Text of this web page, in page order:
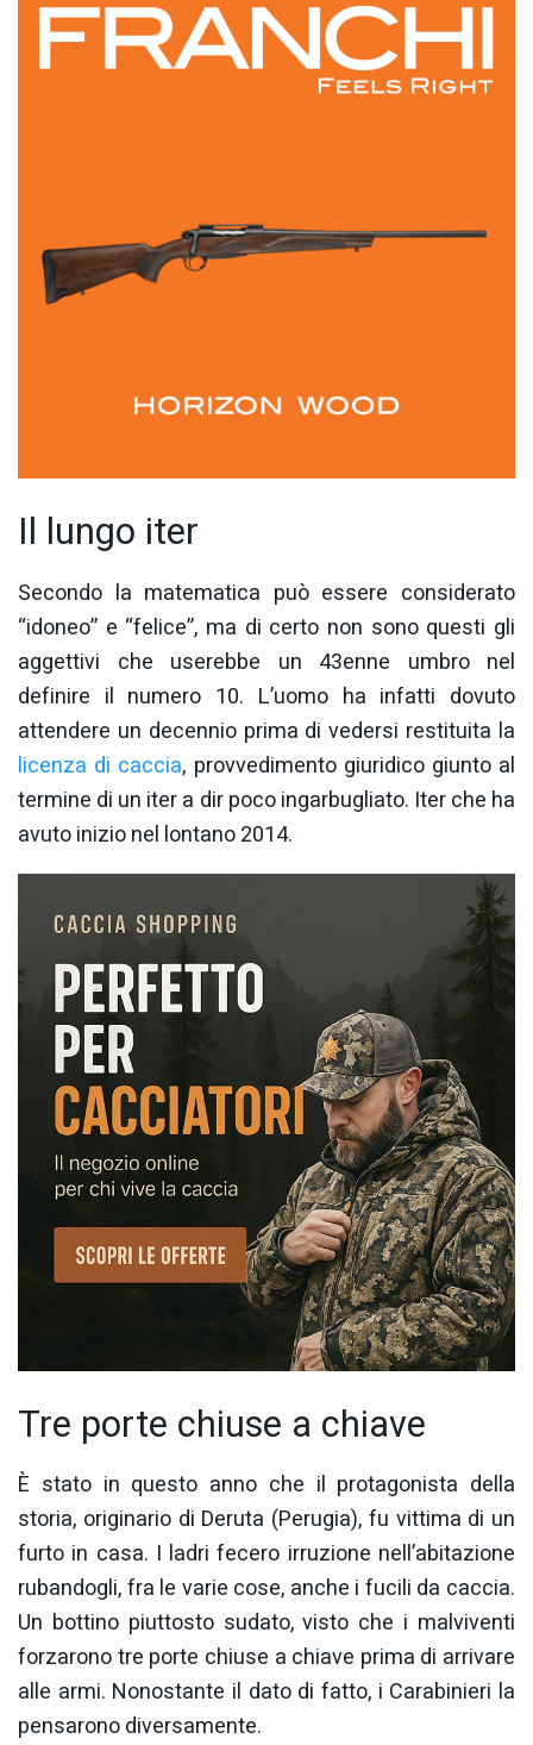
Il lungo iter
Secondo la matematica può essere considerato
“idoneo” e “felice”, ma di certo non sono questi gli
aggettivi che userebbe un 43enne umbro nel
definire il numero 10. L’uomo ha infatti dovuto
attendere un decennio prima di vedersi restituita la
licenza di caccia, provvedimento giuridico giunto al
termine di un iter a dir poco ingarbugliato. Iter che ha
avuto inizio nel lontano 2014.
Tre porte chiuse a chiave
È stato in questo anno che il protagonista della
storia, originario di Deruta (Perugia), fu vittima di un
furto in casa. I ladri fecero irruzione nell’abitazione
rubandogli, fra le varie cose, anche i fucili da caccia.
Un bottino piuttosto sudato, visto che i malviventi
forzarono tre porte chiuse a chiave prima di arrivare
alle armi. Nonostante il dato di fatto, i Carabinieri la
pensarono diversamente.